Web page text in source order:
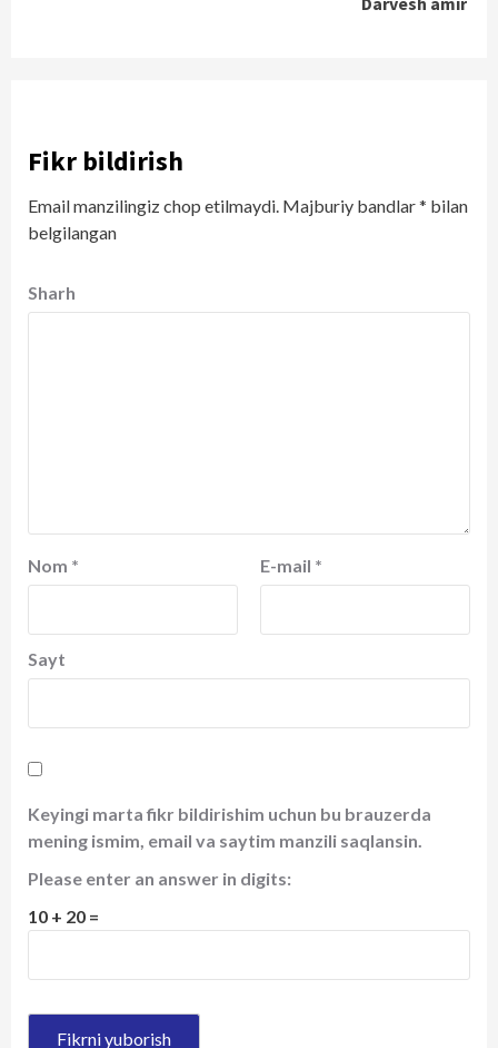
Fikr bildirish
Email manzilingiz chop etilmaydi. Majburiy bandlar* bilan
belgilangan
Sharh
Nom * E-mail *
Sayt
Keyingi marta fikr bildirishim uchun bu brauzerda
mening ismim, email va saytim manzili saqlansin.
Please enter an answer in digits:
10 + 20 =